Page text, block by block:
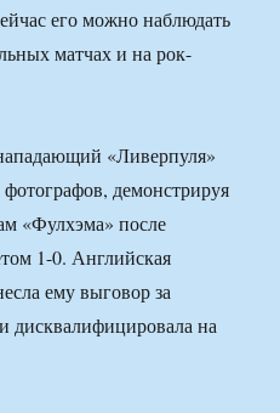
его можно наблюдать
матчах и на рок-
«Ливерпуля»
демонстрируя
«Фулхэма» после
1-0. Английская
ему выговор за
дисквалифицировала на